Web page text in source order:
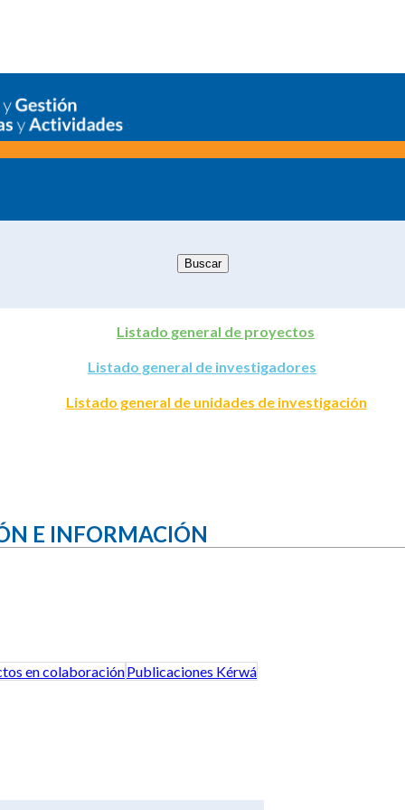
Listado general de proyectos
Listado general de investigadores
Listado general de unidades de investigación
E INFORMACIÓN
en colaboraciónPublicaciones Kérwá